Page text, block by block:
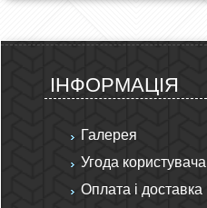
ІНФОРМАЦІЯ
Галерея
Угода користувача
Оплата і доставка